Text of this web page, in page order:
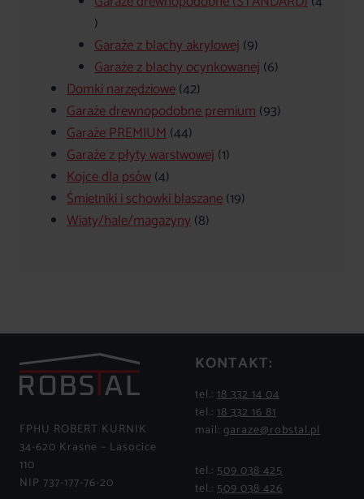
4
produkty
Garaże z blachy akrylowej 99
produktów
Garaże z blachy ocynkowanej 66
Domki narzędziowe 4242
produkty
Garaże drewnopodobne premium 9393
Garaże PREMIUM 4444
produkty
Garaże z płyty warstwowej 11
Kojce dla psów 44
produkty
Śmietniki i schowki blaszane 1919
Wiaty/hale/magazyny 88
FPHU ROBERT KURNIK
34-620 Krasne – Lasocice
110
NIP 737-177-76-20
KONTAKT:
tel.: 18 332 14 04
tel.: 18 332 16 81
mail: garaze@robstal.pl
tel.: 509 038 425
tel.: 509 038 426